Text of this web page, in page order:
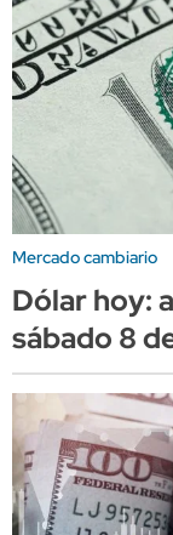
Mercado cambiario
Dólar hoy:
sábado 8